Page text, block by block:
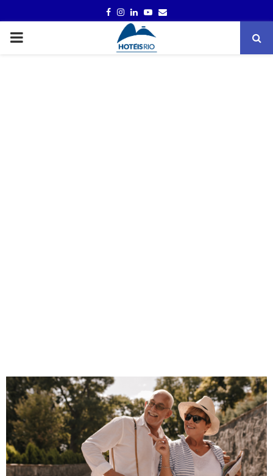
FACEBOOK
INSTAGRAM
LINKEDINYOUTUBE
EMAIL
PRIMARY